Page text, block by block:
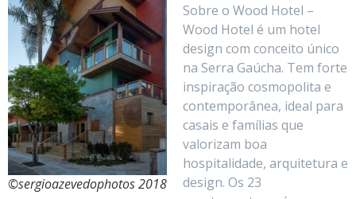
©sergioazevedophotos 2018
Sobre o Wood Hotel –
Wood Hotel é um hotel
design com conceito único
na Serra Gaúcha. Tem forte
inspiração cosmopolita e
contemporânea, ideal para
casais e famílias que
valorizam boa
hospitalidade, arquitetura e
design. Os 23